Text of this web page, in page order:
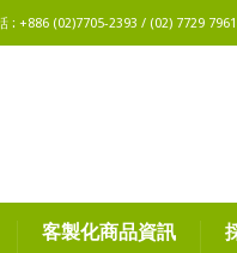
: +886 (02)7705-2393 / (02) 7729 7961
客製化商品資訊